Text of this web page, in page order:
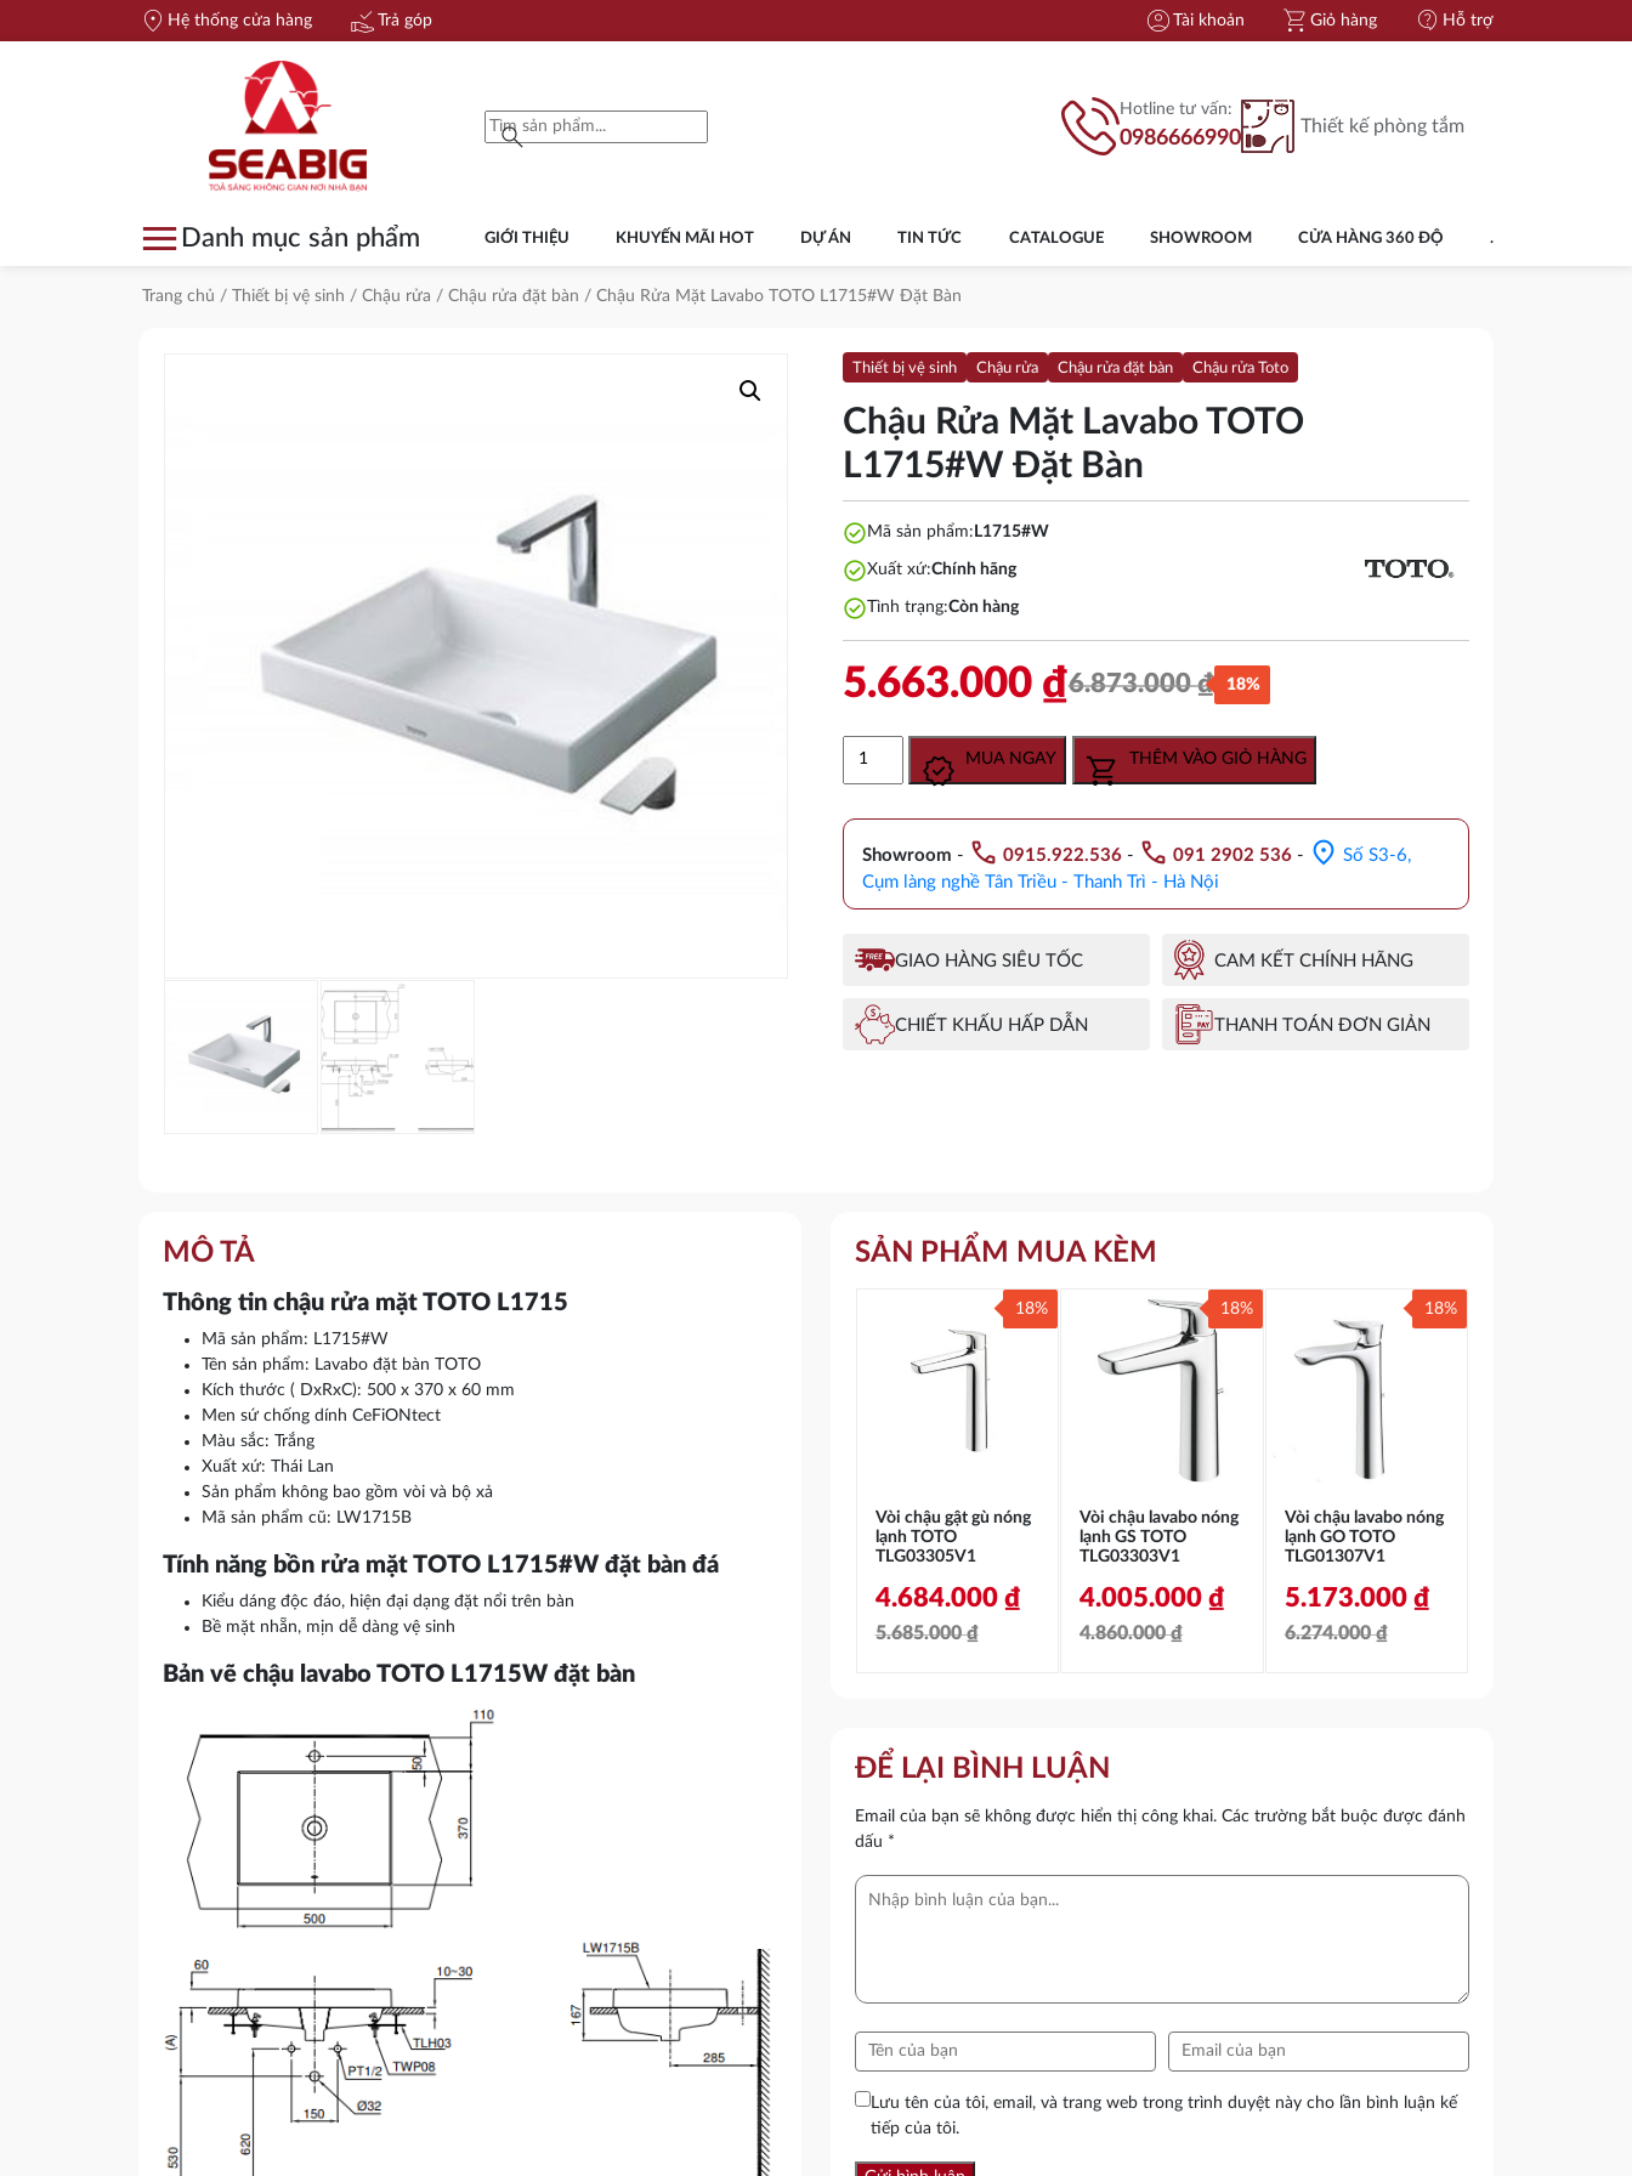
location_on Hệ thống cửa hàng approval_delegation Trả góp account_circle Tài khoản shopping_cart Giỏ hàng contact_support Hỗ trợ
search
Hotline tư vấn:
0986666990
Thiết kế phòng tắm
menu Danh mục sản phẩm GIỚI THIỆU KHUYẾN MÃI HOT DỰ ÁN TIN TỨC CATALOGUE SHOWROOM CỬA HÀNG 360 ĐỘ .
Trang chủ / Thiết bị vệ sinh / Chậu rửa / Chậu rửa đặt bàn / Chậu Rửa Mặt Lavabo TOTO L1715#W Đặt Bàn
Thiết bị vệ sinh Chậu rửa Chậu rửa đặt bàn Chậu rửa Toto
Chậu Rửa Mặt Lavabo TOTO
L1715#W Đặt Bàn
check_circle Mã sản phẩm: L1715#W
check_circleXuất xứ:Chính hãng
check_circleTình trạng:Còn hàng
6.873.000₫
Giá
gốc
là:
6.873.000 ₫.
5.663.000 ₫
Giá
hiện
tại
là:
5.663.000 ₫.
18%
Lavabo
TOTO
L1715#W
Đặt
số
lượng
MUA NGAY THÊM VÀO GIỎ HÀNG
Showroom - call 0915.922.536- call 091 2902 536- location_on Số S3-6,
Cụm làng nghề Tân Triều - Thanh Trì - Hà Nội
GIAO HÀNG SIÊU TỐC CAM KẾT CHÍNH HÃNG
CHIẾT KHẤU HẤP DẪN THANH TOÁN ĐƠN GIẢN
MÔ TẢ
Thông tin chậu rửa mặt TOTO L1715
Mã sản phẩm: L1715#W
Tên sản phẩm: Lavabo đặt bàn TOTO
Kích thước ( DxRxC): 500 x 370 x 60 mm
Men sứ chống dính CeFiONtect
Màu sắc: Trắng
Xuất xứ: Thái Lan
Sản phẩm không bao gồm vòi và bộ xả
Mã sản phẩm cũ: LW1715B
Tính năng bồn rửa mặt TOTO L1715#W đặt bàn đá
Kiểu dáng độc đáo, hiện đại dạng đặt nổi trên bàn
Bề mặt nhẵn, mịn dễ dàng vệ sinh
Bản vẽ chậu lavabo TOTO L1715W đặt bàn
SẢN PHẨM MUA KÈM
Vòi chậu gật gù nóng
lạnh TOTO
TLG03305V1
5.685.000₫
là:
5.685.000 ₫.
4.684.000 ₫
tại
là:
4.684.000 ₫.
18%
Vòi chậu lavabo nóng
lạnh GS TOTO
TLG03303V1
4.860.000₫
là:
4.860.000 ₫.
4.005.000₫
tại
là:
4.005.000 ₫.
18%
Vòi chậu lavabo nóng
lạnh GO TOTO
TLG01307V1
6.274.000₫
5.173.000 ₫
5.173.000 ₫.
18%
ĐỂ LẠI BÌNH LUẬN
Email của bạn sẽ không được hiển thị công khai. Các trường bắt buộc được đánh
dấu *
Lưu tên của tôi, email, và trang web trong trình duyệt này cho lần bình luận kế
tiếp của tôi.